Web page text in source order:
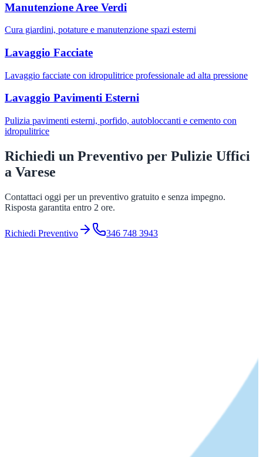
Manutenzione Aree Verdi
Cura giardini, potature e manutenzione spazi esterni
Lavaggio Facciate
Lavaggio facciate con idropulitrice professionale ad alta pressione
Lavaggio Pavimenti Esterni
Pulizia pavimenti esterni, porfido, autobloccanti e cemento con
idropulitrice
Richiedi un Preventivo per Pulizie Uffici
a Varese
Contattaci oggi per un preventivo gratuito e senza impegno.
Risposta garantita entro 2 ore.
Richiedi Preventivo 346 748 3943